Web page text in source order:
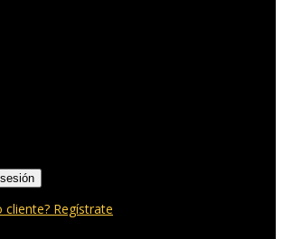
cliente? Regístrate